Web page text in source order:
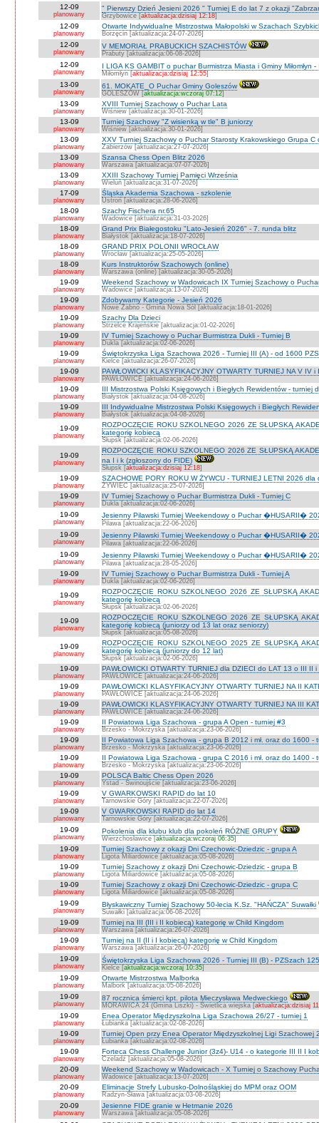
12-09
planowany
" Pierwszy Dzień Jesieni 2026 " Turniej E do lat 7 z okazji
Grzybowice [aktualizacja:dzisiaj 12:18]
12-09
planowany
Otwarte Indywidualne Mistrzostwa Małopolski w Szachach
Borzęcin [aktualizacja:24-07-2026]
12-09
planowany
V MEMORIAŁ PRABUCKICH SZACHISTÓW
Prabuty [aktualizacja:06-08-2026]
12-09
planowany
I LIGA KS GAMBIT o puchar Burmistrza Miasta i Gminy Miłomłyn -
Miłomłyn [aktualizacja:dzisiaj 12:55]
13-09
planowany
61. MOKATE_O Puchar Gminy Goleszów
GOLESZÓW [aktualizacja:wczoraj 07:12]
13-09
planowany
XVIII Turniej Szachowy o Puchar Lata
Wiśniew [aktualizacja:30-01-2026]
13-09
planowany
Turniej Szachowy "Z wisienką w tle" B juniorzy
Wiśniew [aktualizacja:30-01-2026]
13-09
planowany
XXV Turniej Szachowy o Puchar Starosty Krakowskiego Grupa C
Zabierzów [aktualizacja:27-07-2026]
13-09
planowany
Szansa Chess Open Blitz 2026
Warszawa [aktualizacja:07-07-2026]
13-09
planowany
XXIII Szachowy Turniej Pamięci Września
Wieluń [aktualizacja:31-07-2026]
17-09
planowany
Śląska Akademia Szachowa - szkolenie
Ustroń [aktualizacja:28-06-2026]
18-09
planowany
Szachy Fischera nr.65
Wadowice [aktualizacja:31-03-2026]
18-09
planowany
Grand Prix Białegostoku "Lato-Jesień 2026" - 7. runda blitz
Białystok [aktualizacja:18-07-2026]
18-09
planowany
GRAND PRIX POLONII WROCŁAW
Wrocław [aktualizacja:25-05-2026]
18-09
planowany
Kurs Instruktorów Szachowych (online)
Warszawa (online) [aktualizacja:30-05-2026]
19-09
planowany
Weekend Szachowy w Wadowicach IX Turniej Szachowy o
Wadowice [aktualizacja:13-07-2026]
19-09
planowany
Zdobywamy Kategorie - Jesień 2026
Nowe Żabno - Gmina Nowa Sól [aktualizacja:18-01-2026]
19-09
planowany
Szachy Dla Dzieci
Strzelce Krajeńskie [aktualizacja:01-02-2026]
19-09
planowany
IV Turniej Szachowy o Puchar Burmistrza Dukli - Turniej B
Dukla [aktualizacja:02-06-2026]
19-09
planowany
Świętokrzyska Liga Szachowa 2026 - Turniej III (A) - od 1600
Kielce [aktualizacja:26-07-2026]
19-09
planowany
PAWŁOWICKI KLASYFIKACYJNY OTWARTY TURNIEJ NA V IV i
PAWŁOWICE [aktualizacja:24-06-2026]
19-09
planowany
III Mistrzostwa Polski Księgowych i Biegłych Rewidentów - turniej
Białystok [aktualizacja:04-08-2026]
19-09
planowany
III Indywidualne Mistrzostwa Polski Księgowych i Biegłych
Białystok [aktualizacja:04-08-2026]
19-09
planowany
ROZPOCZĘCIE ROKU SZKOLNEGO 2026 ZE SŁUPSKĄ
kategorię kobiecą
Słupsk [aktualizacja:02-06-2026]
19-09
planowany
ROZPOCZĘCIE ROKU SZKOLNEGO 2026 ZE SŁUPSKĄ
na I i k (zgłoszony do FIDE)
Słupsk [aktualizacja:dzisiaj 12:18]
19-09
planowany
SZACHOWE PORY ROKU W ŻYWCU - TURNIEJ LETNI 2026 dla
ŻYWIEC [aktualizacja:25-07-2026]
19-09
planowany
IV Turniej Szachowy o Puchar Burmistrza Dukli - Turniej C
Dukla [aktualizacja:02-06-2026]
19-09
planowany
Jesienny Pilawski Turniej Weekendowy o Puchar �HUSARII�
Pilawa [aktualizacja:22-06-2026]
19-09
planowany
Jesienny Pilawski Turniej Weekendowy o Puchar �HUSARII�
Pilawa [aktualizacja:22-06-2026]
19-09
planowany
Jesienny Pilawski Turniej Weekendowy o Puchar �HUSARII�
Pilawa [aktualizacja:28-05-2026]
19-09
planowany
IV Turniej Szachowy o Puchar Burmistrza Dukli - Turniej A
Dukla [aktualizacja:02-06-2026]
19-09
planowany
ROZPOCZĘCIE ROKU SZKOLNEGO 2026 ZE SŁUPSKĄ
kategorię kobiecą
Słupsk [aktualizacja:02-06-2026]
19-09
planowany
ROZPOCZĘCIE ROKU SZKOLNEGO 2026 ZE SŁUPSKĄ
kategorię kobiecą (juniorzy od 13 lat oraz seniorzy)
Słupsk [aktualizacja:05-08-2026]
19-09
planowany
ROZPOCZĘCIE ROKU SZKOLNEGO 2025 ZE SŁUPSKĄ
kategorię kobiecą (juniorzy do 12 lat)
Słupsk [aktualizacja:02-06-2026]
19-09
planowany
PAWŁOWICKI OTWARTY TURNIEJ dla DZIECI do LAT 13 o III II
PAWŁOWICE [aktualizacja:24-06-2026]
19-09
planowany
PAWŁOWICKI KLASYFIKACYJNY OTWARTY TURNIEJ NA II
PAWŁOWICE [aktualizacja:24-06-2026]
19-09
planowany
PAWŁOWICKI KLASYFIKACYJNY OTWARTY TURNIEJ NA III
PAWŁOWICE [aktualizacja:24-06-2026]
19-09
planowany
II Powiatowa Liga Szachowa - grupa A Open - turniej #3
Brzesko - Mokrzyska [aktualizacja:23-06-2026]
19-09
planowany
II Powiatowa Liga Szachowa - grupa B 2012 i mł. oraz do 1600 -
Brzesko - Mokrzyska [aktualizacja:23-06-2026]
19-09
planowany
II Powiatowa Liga Szachowa - grupa C 2016 i mł. oraz do 1400 -
Brzesko - Mokrzyska [aktualizacja:23-06-2026]
19-09
planowany
POLSCA Baltic Chess Open 2026
Ystad - Świnoujście [aktualizacja:23-06-2026]
19-09
planowany
V GWARKOWSKI RAPID do lat 10
Tarnowskie Góry [aktualizacja:22-07-2026]
19-09
planowany
V GWARKOWSKI RAPID do lat 14
Tarnowskie Góry [aktualizacja:22-07-2026]
19-09
planowany
Pokolenia dla klubu klub dla pokoleń RÓŻNE GRUPY
Wierzchosławice [aktualizacja:wczoraj 06:35]
19-09
planowany
Turniej Szachowy z okazji Dni Czechowic-Dziedzic - grupa A
Ligota Miliardowice [aktualizacja:05-08-2026]
19-09
planowany
Turniej Szachowy z okazji Dni Czechowic-Dziedzic - grupa B
Ligota Miliardowice [aktualizacja:05-08-2026]
19-09
planowany
Turniej Szachowy z okazji Dni Czechowic-Dziedzic - grupa C
Ligota Miliardowice [aktualizacja:05-08-2026]
19-09
planowany
Błyskawiczny Turniej Szachowy 50-lecia K.Sz. "HAŃCZA" Suwałki
Suwałki [aktualizacja:06-08-2026]
19-09
planowany
Turniej na III (III i II kobiecą) kategorię w Child Kingdom
Warszawa [aktualizacja:26-07-2026]
19-09
planowany
Turniej na II (II i I kobiecą) kategorię w Child Kingdom
Warszawa [aktualizacja:26-07-2026]
19-09
planowany
Świętokrzyska Liga Szachowa 2026 - Turniej III (B) - PZSzach
Kielce [aktualizacja:wczoraj 10:35]
19-09
planowany
Otwarte Mistrzostwa Malborka
Malbork [aktualizacja:05-08-2026]
19-09
planowany
87 rocznica śmierci kpt. pilota Mieczysława Medweckiego
MORAWICA 24 (Gmina Liszki) - Świetlica wiejska [aktualizacja:dzisiaj
19-09
planowany
Enea Operator Międzyszkolna Liga Szachowa 26/27 - turniej 1
Łubianka [aktualizacja:02-08-2026]
19-09
planowany
Turniej Open przy Enea Operator Międzyszkolnej Ligi Szachowej
Łubianka [aktualizacja:02-08-2026]
19-09
planowany
Forteca Chess Challenge Junior (3z4)- U14 - o kategorie III II I
Czeladź [aktualizacja:05-08-2026]
20-09
planowany
Weekend Szachowy w Wadowicach - X Turniej o Szachowy
Wadowice [aktualizacja:13-07-2026]
20-09
planowany
Eliminacje Strefy Lubusko-Dolnośląskiej do MPM oraz OOM
Radzyn-Sława [aktualizacja:03-08-2026]
20-09
planowany
Jesienne FIDE granie w Hetmanie 2026
Warszawa [aktualizacja:05-08-2026]